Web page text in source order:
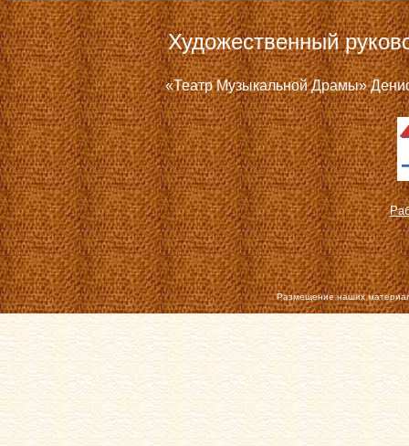
Художественный
«Театр Музыкальной Драмы»
Размещение наших